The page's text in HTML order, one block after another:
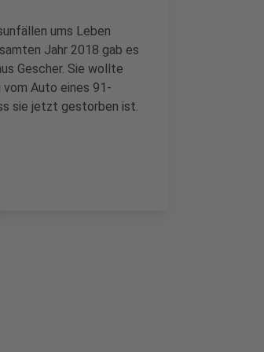
ums Leben
Jahr 2018 gab es
Gescher. Sie wollte
Auto eines 91-
sie jetzt gestorben ist.